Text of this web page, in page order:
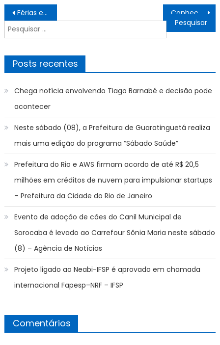
Navegação
de
Post
Férias escolares de 2027 terão novas datas por causa da Copa Feminina
Pesquisar
por:
Posts recentes
Chega notícia envolvendo Tiago Barnabé e decisão pode
acontecer
Neste sábado (08), a Prefeitura de Guaratinguetá realiza
mais uma edição do programa “Sábado Saúde”
Prefeitura do Rio e AWS firmam acordo de até R$ 20,5
milhões em créditos de nuvem para impulsionar startups
– Prefeitura da Cidade do Rio de Janeiro
Evento de adoção de cães do Canil Municipal de
Sorocaba é levado ao Carrefour Sônia Maria neste sábado
(8) – Agência de Notícias
Projeto ligado ao Neabi-IFSP é aprovado em chamada
internacional Fapesp–NRF – IFSP
Comentários